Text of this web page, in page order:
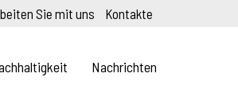
Sie mit uns Kontakte
Nachrichten